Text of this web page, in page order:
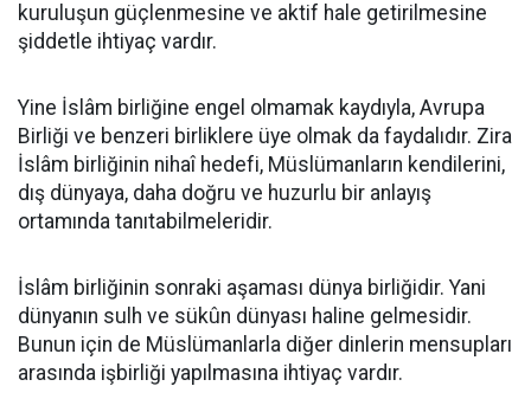
kuruluşun güçlenmesine ve aktif hale getirilmesine
şiddetle ihtiyaç vardır.
Yine İslâm birliğine engel olmamak kaydıyla, Avrupa
Birliği ve benzeri birliklere üye olmak da faydalıdır. Zira
İslâm birliğinin nihaî hedefi, Müslümanların kendilerini,
dış dünyaya, daha doğru ve huzurlu bir anlayış
ortamında tanıtabilmeleridir.
İslâm birliğinin sonraki aşaması dünya birliğidir. Yani
dünyanın sulh ve sükûn dünyası haline gelmesidir.
Bunun için de Müslümanlarla diğer dinlerin mensupları
arasında işbirliği yapılmasına ihtiyaç vardır.